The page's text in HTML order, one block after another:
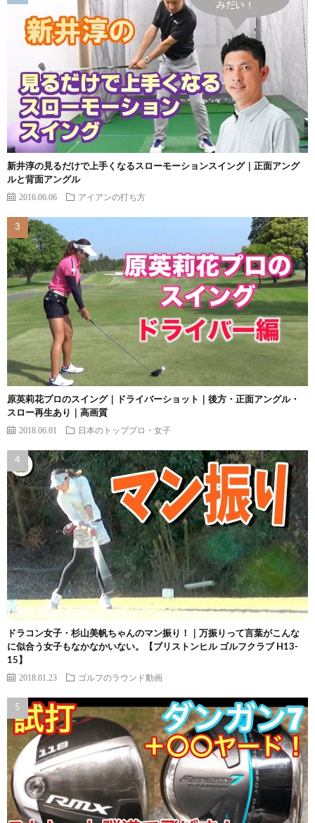
新井淳の見るだけで上手くなるスローモーションスイング｜正面アング
ルと背面アングル
2016.06.06 アイアンの打ち方
原英莉花プロのスイング｜ドライバーショット｜後方・正面アングル・
スロー再生あり｜高画質
2018.06.01 日本のトッププロ・女子
ドラコン女子・杉山美帆ちゃんのマン振り！｜万振りって言葉がこんな
に似合う女子もなかなかいない。【ブリストンヒル ゴルフクラブ H13-
15】
2018.01.23 ゴルフのラウンド動画